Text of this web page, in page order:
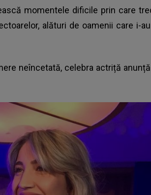
momentele dificile prin care
alături de oamenii care i-
neîncetată, celebra actriță